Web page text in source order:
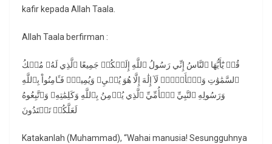
kafir kepada Allah Taala.
Allah Taala berfirman :
قُلۡ يَٰٓأَيُّهَا ٱلنَّاسُ إِنِّي رَسُولُ ٱللَّهِ إِلَيۡكُمۡ جَمِيعًا ٱلَّذِي لَهُۥ مُلۡكُ
ٱلسَّمَٰوَٰتِ وَٱلۡأَرۡضِۖ لَآ إِلَٰهَ إِلَّا هُوَ يُحۡيِۦ وَيُمِيتُۖ فَـَٔامِنُواْ بِٱللَّهِ
وَرَسُولِهِ ٱلنَّبِيِّ ٱلۡأُمِّيِّ ٱلَّذِي يُؤۡمِنُ بِٱللَّهِ وَكَلِمَٰتِهِۦ وَٱتَّبِعُوهُ
لَعَلَّكُمۡ تَهۡتَدُونَ
Katakanlah (Muhammad), “Wahai manusia! Sesungguhnya